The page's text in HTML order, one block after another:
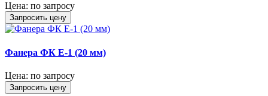
Цена: по запросу
Запросить цену
Фанера ФК Е-1 (20 мм)
Цена: по запросу
Запросить цену